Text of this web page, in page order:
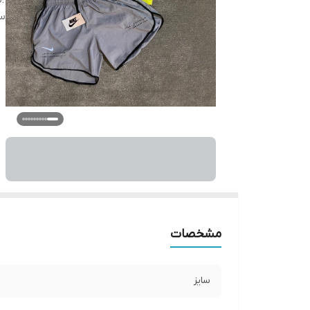
مشخصات
سایز